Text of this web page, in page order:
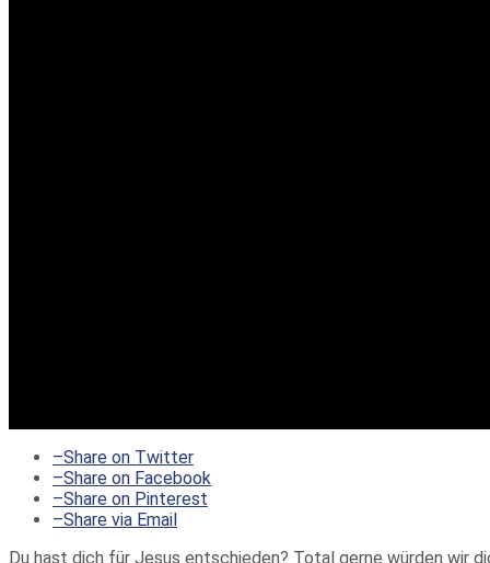
–Share on Twitter
–Share on Facebook
–Share on Pinterest
–Share via Email
Du hast dich für Jesus entschieden? Total gerne würden wir